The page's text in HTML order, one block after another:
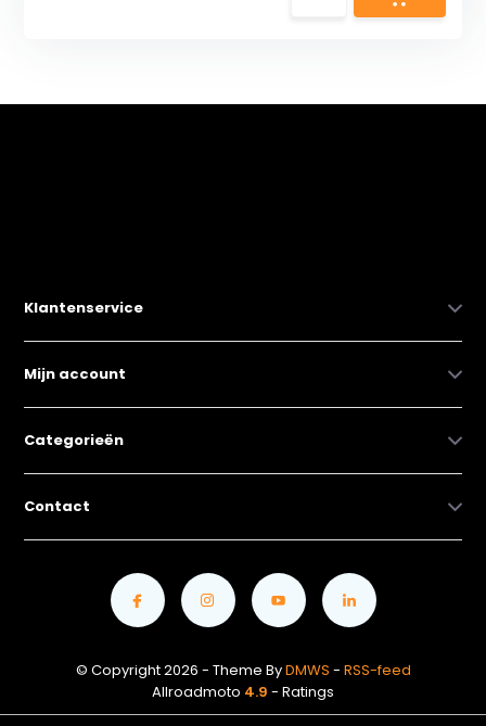
Klantenservice
Mijn account
Categorieën
Contact
© Copyright 2026 - Theme ByDMWS - RSS-feed
Allroadmoto 4.9 - Ratings